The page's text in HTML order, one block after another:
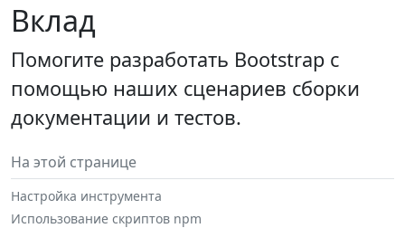
Вклад
Помогите разработать Bootstrap с
помощью наших сценариев сборки
документации и тестов.
На этой странице
Настройка инструмента
Использование скриптов npm